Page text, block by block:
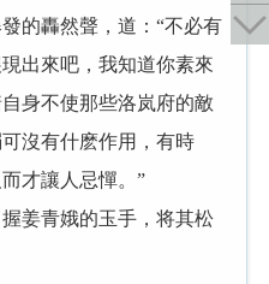
的轟然聲，道：“不必有
出來吧，我知道你素來
身不使那些洛岚府的敵
沒有什麽作用，有時
才讓人忌憚。”
青娥的玉手，将其松